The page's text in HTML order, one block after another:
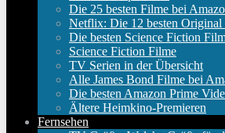
Die 25 besten Filme bei
Netflix: Die 12 besten Original
Die besten Science Fiction
Science Fiction Filme
TV Serien in der Übersicht
Alle James Bond Filme bei
Die besten Amazon Prime
Ältere Heimkino-Premieren
Fernsehen